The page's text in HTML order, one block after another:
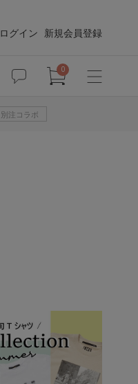
ログイン 新規会員登録
0
別注コラボ